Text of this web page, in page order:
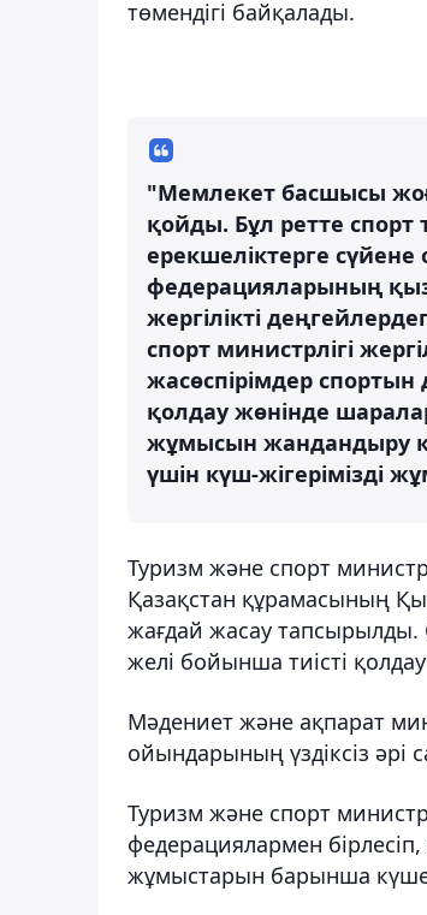
төмендігі байқалады.
"Мемлекет басшысы
қойды. Бұл ретте спорт
ерекшеліктерге
федерацияларының
жергілікті
спорт министрлігі
жасөспірімдер
қолдау жөнінде
жұмысын жандандыру
үшін күш-жігерімізді
Туризм және спорт
Қазақстан құрамасының
жағдай жасау тапсырылды.
желі бойынша тиісті
Мәдениет және ақпарат
ойындарының үздіксіз әрі
Туризм және спорт
федерациялармен
жұмыстарын барынша